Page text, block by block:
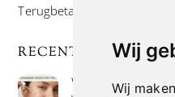
Wij
Wij
Terugbetaal- en
RECENTE POSTS
Wat is